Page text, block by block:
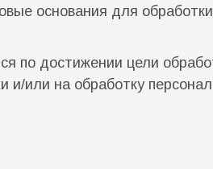
основания для
по достижении цели
и/или на обработку